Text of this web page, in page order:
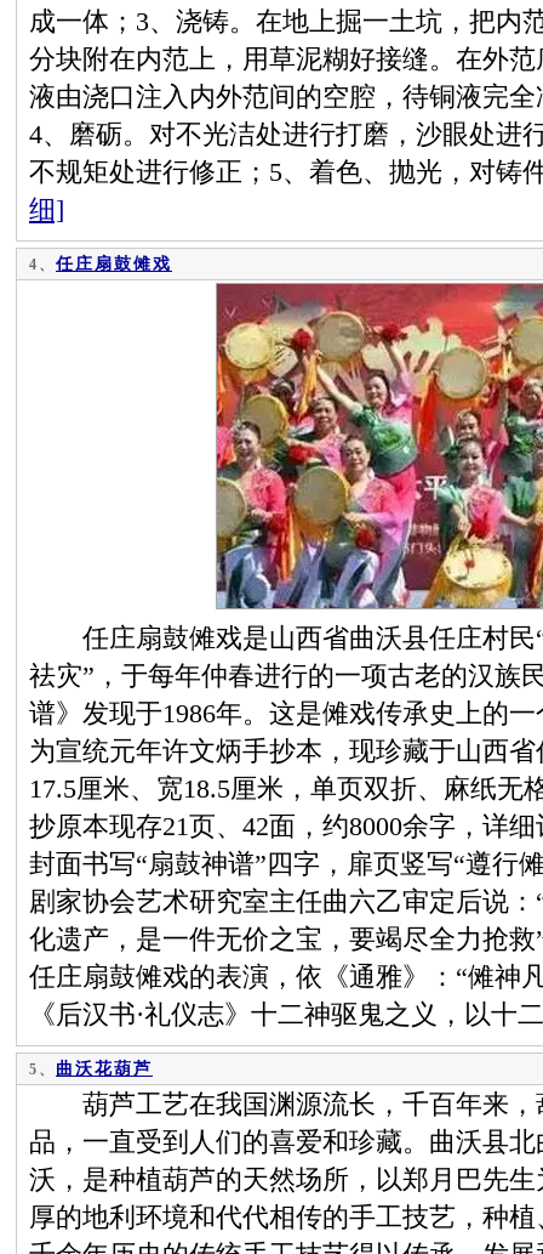
成一体；3、浇铸。在地上掘一土坑，把内
分块附在内范上，用草泥糊好接缝。在外
液由浇口注入内外范间的空腔，待铜液完
4、磨砺。对不光洁处进行打磨，沙眼处进
不规矩处进行修正；5、着色、抛光，对
细]
4、 任庄扇鼓傩戏
任庄扇鼓傩戏是山西省曲沃县任庄村民
祛灾”，于每年仲春进行的一项古老的汉族
谱》发现于1986年。这是傩戏传承史上的
为宣统元年许文炳手抄本，现珍藏于山西
17.5厘米、宽18.5厘米，单页双折、麻纸无
抄原本现存21页、42面，约8000余字，详
封面书写“扇鼓神谱”四字，扉页竖写“遵行
剧家协会艺术研究室主任曲六乙审定后说
化遗产，是一件无价之宝，要竭尽全力抢
任庄扇鼓傩戏的表演，依《通雅》：“傩神
《后汉书·礼仪志》十二神驱鬼之义，以
5、 曲沃花葫芦
葫芦工艺在我国渊源流长，千百年来，
品，一直受到人们的喜爱和珍藏。曲沃县
沃，是种植葫芦的天然场所，以郑月巴先
厚的地利环境和代代相传的手工技艺，种